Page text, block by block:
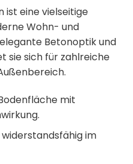
ist eine vielseitige
Wohn- und
Betonoptik und
sie sich für zahlreiche
mit
im